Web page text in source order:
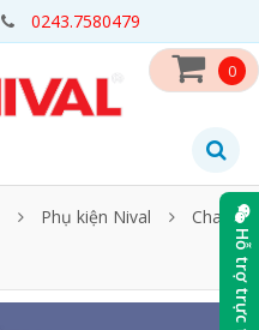
0243.7580479
0
Phụ kiện Nival
Chao